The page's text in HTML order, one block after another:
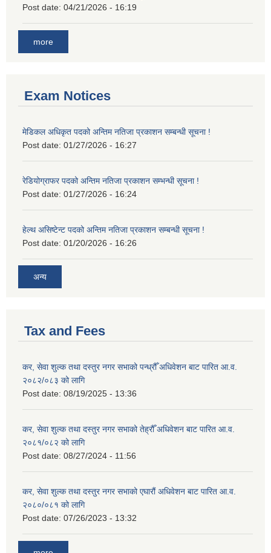
Post date: 04/21/2026 - 16:19
more
Exam Notices
मेडिकल अधिकृत पदको अन्तिम नतिजा प्रकाशन सम्बन्धी सूचना !
Post date: 01/27/2026 - 16:27
रेडियोग्राफर पदको अन्तिम नतिजा प्रकाशन सम्भन्धी सूचना !
Post date: 01/27/2026 - 16:24
हेल्थ असिष्टेन्ट पदको अन्तिम नतिजा प्रकाशन सम्बन्धी सूचना !
Post date: 01/20/2026 - 16:26
अन्य
Tax and Fees
कर, सेवा शुल्क तथा दस्तुर नगर सभाको पन्ध्रौँ अधिवेशन बाट पारित आ.व.
२०८२/०८३ को लागि
Post date: 08/19/2025 - 13:36
कर, सेवा शुल्क तथा दस्तुर नगर सभाको तेह्रौँ अधिवेशन बाट पारित आ.व.
२०८१/०८२ को लागि
Post date: 08/27/2024 - 11:56
कर, सेवा शुल्क तथा दस्तुर नगर सभाको एघारौं अधिवेशन बाट पारित आ.व.
२०८०/०८१ को लागि
Post date: 07/26/2023 - 13:32